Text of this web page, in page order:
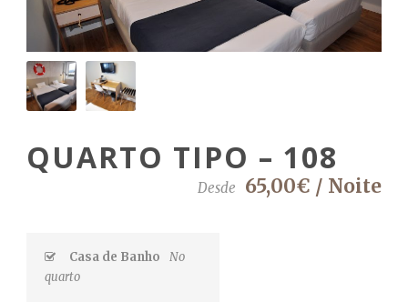
QUARTO TIPO – 108
Desde 65,00€ / Noite
Casa de Banho
No
quarto